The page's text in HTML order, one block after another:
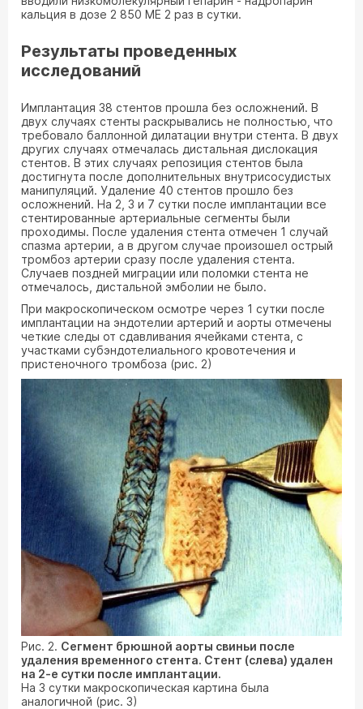
кальция в дозе 2 850 МЕ 2 раз в сутки.
Результаты проведенных
исследований
Имплантация 38 стентов прошла без осложнений. В
двух случаях стенты раскрывались не полностью, что
требовало баллонной дилатации внутри стента. В двух
других случаях отмечалась дистальная дислокация
стентов. В этих случаях репозиция стентов была
достигнута после дополнительных внутрисосудистых
манипуляций. Удаление 40 стентов прошло без
осложнений. На 2, 3 и 7 сутки после имплантации все
стентированные артериальные сегменты были
проходимы. После удаления стента отмечен 1 случай
спазма артерии, а в другом случае произошел острый
тромбоз артерии сразу после удаления стента.
Случаев поздней миграции или поломки стента не
отмечалось, дистальной эмболии не было.
При макроскопическом осмотре через 1 сутки после
имплантации на эндотелии артерий и аорты отмечены
четкие следы от сдавливания ячейками стента, с
участками субэндотелиального кровотечения и
пристеночного тромбоза (рис. 2)
Рис. 2. Сегмент брюшной аорты свиньи после
удаления временного стента. Стент (слева) удален
на 2-е сутки после имплантации.
На 3 сутки макроскопическая картина была
аналогичной (рис. 3)